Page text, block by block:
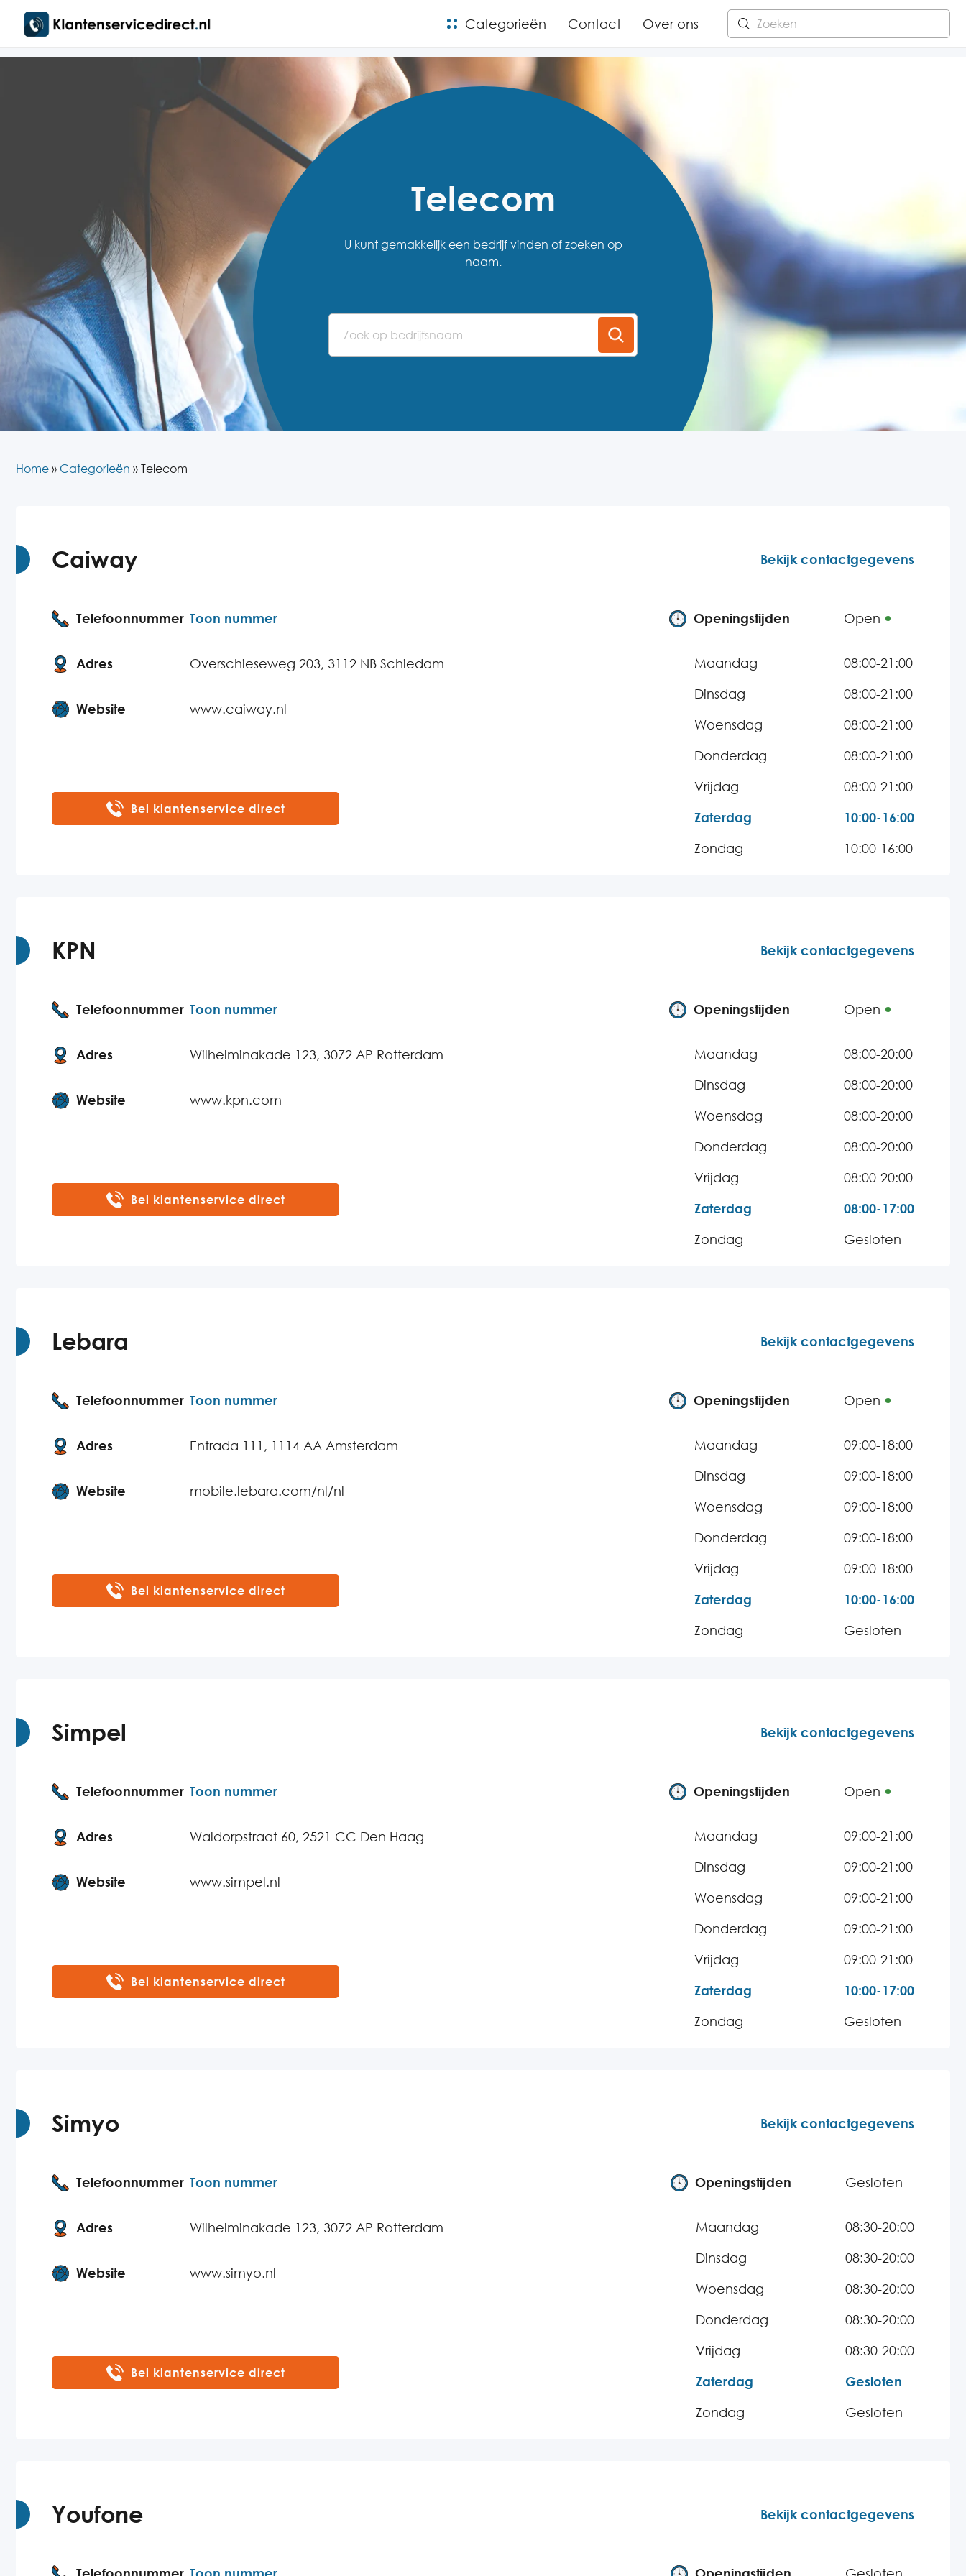
Categorieën Contact Over ons
Telecom
U kunt gemakkelijk een bedrijf vinden of zoeken op
naam.
Home » Categorieën » Telecom
Caiway Bekijk contactgegevens
Telefoonnummer Toon nummer
Adres Overschieseweg 203, 3112 NB Schiedam
Website www.caiway.nl
Openingstijden Open
Maandag
08:00-21:00
Dinsdag
08:00-21:00
Woensdag
08:00-21:00
Donderdag
08:00-21:00
Vrijdag
08:00-21:00
Zaterdag
10:00-16:00
Zondag
10:00-16:00
Bel klantenservice direct
KPN Bekijk contactgegevens
Telefoonnummer Toon nummer
Adres Wilhelminakade 123, 3072 AP Rotterdam
Website www.kpn.com
Openingstijden Open
Maandag
08:00-20:00
Dinsdag
08:00-20:00
Woensdag
08:00-20:00
Donderdag
08:00-20:00
Vrijdag
08:00-20:00
Zaterdag
08:00-17:00
Zondag
Gesloten
Bel klantenservice direct
Lebara Bekijk contactgegevens
Telefoonnummer Toon nummer
Adres Entrada 111, 1114 AA Amsterdam
Website mobile.lebara.com/nl/nl
Openingstijden Open
Maandag
09:00-18:00
Dinsdag
09:00-18:00
Woensdag
09:00-18:00
Donderdag
09:00-18:00
Vrijdag
09:00-18:00
Zaterdag
10:00-16:00
Zondag
Gesloten
Bel klantenservice direct
Simpel Bekijk contactgegevens
Telefoonnummer Toon nummer
Adres Waldorpstraat 60, 2521 CC Den Haag
Website www.simpel.nl
Openingstijden Open
Maandag
09:00-21:00
Dinsdag
09:00-21:00
Woensdag
09:00-21:00
Donderdag
09:00-21:00
Vrijdag
09:00-21:00
Zaterdag
10:00-17:00
Zondag
Gesloten
Bel klantenservice direct
Simyo Bekijk contactgegevens
Telefoonnummer Toon nummer
Adres Wilhelminakade 123, 3072 AP Rotterdam
Website www.simyo.nl
Openingstijden Gesloten
Maandag
08:30-20:00
Dinsdag
08:30-20:00
Woensdag
08:30-20:00
Donderdag
08:30-20:00
Vrijdag
08:30-20:00
Zaterdag
Gesloten
Zondag
Gesloten
Bel klantenservice direct
Youfone Bekijk contactgegevens